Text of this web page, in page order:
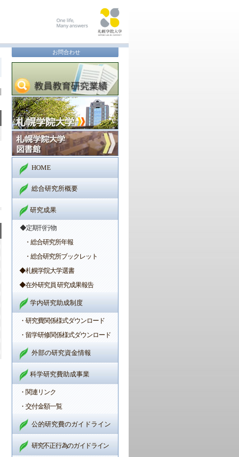
|
お問合わせ
HOME
総合研究所概要
研究成果
◆定期刊行物
・総合研究所年報
・総合研究所ブックレット
◆札幌学院大学選書
◆在外研究員 研究成果報告
学内研究助成制度
・研究費関係様式ダウンロード
・留学研修関係様式ダウンロード
外部の研究資金情報
科学研究費助成事業
・関連リンク
・交付金額一覧
公的研究費のガイドライン
研究不正行為のガイドライン